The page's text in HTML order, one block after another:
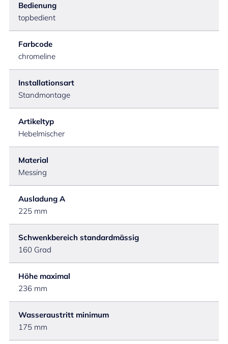
Bedienung
topbedient
Farbcode
chromeline
Installationsart
Standmontage
Artikeltyp
Hebelmischer
Material
Messing
Ausladung A
225 mm
Schwenkbereich standardmässig
160 Grad
Höhe maximal
236 mm
Wasseraustritt minimum
175 mm